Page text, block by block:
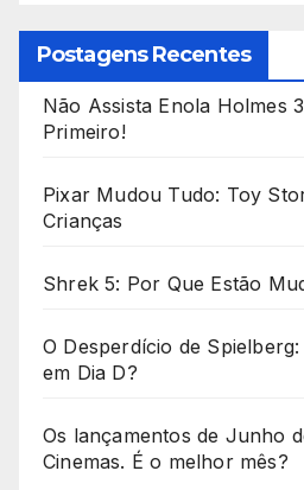
Postagens Recentes
Não Assista Enola Holmes
Primeiro!
Pixar Mudou Tudo: Toy
Crianças
Shrek 5: Por Que Estão
O Desperdício de
em Dia D?
Os lançamentos de Junho
Cinemas. É o melhor mês?